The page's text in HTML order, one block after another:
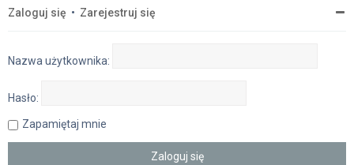
Zaloguj się • Zarejestruj się
Nazwa użytkownika:
Hasło:
Zapamiętaj mnie